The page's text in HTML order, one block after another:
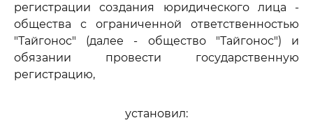
регистрации создания юридического лица -
общества с ограниченной ответственностью
"Тайгонос" (далее - общество "Тайгонос") и
обязании провести государственную
регистрацию,
установил: